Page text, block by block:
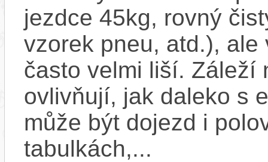
jezdce 45kg, rovný
vzorek pneu, atd.),
často velmi liší. Záleží
ovlivňují, jak daleko s
může být dojezd i
tabulkách,...